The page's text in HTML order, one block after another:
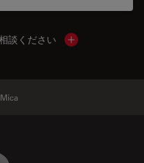
談ください Show local
Mica
Logo